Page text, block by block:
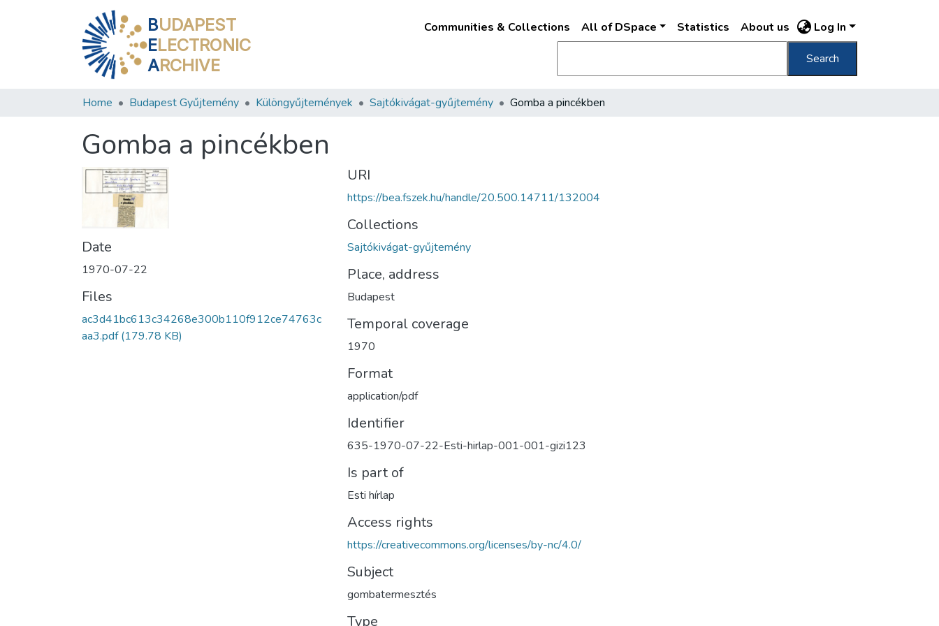
BUDAPEST
ELECTRONIC
ARCHIVE
Communities & Collections All of DSpace Statistics About us Log In
Search
Home Budapest Gyűjtemény Különgyűjtemények Sajtókivágat-gyűjtemény Gomba a pincékben
Gomba a pincékben
Date
1970-07-22
Files
ac3d41bc613c34268e300b110f912ce74763c
aa3.pdf(179.78 KB)
URI
https://bea.fszek.hu/handle/20.500.14711/132004
Collections
Sajtókivágat-gyűjtemény
Place, address
Budapest
Temporal coverage
1970
Format
application/pdf
Identifier
635-1970-07-22-Esti-hirlap-001-001-gizi123
Is part of
Esti hírlap
Access rights
https://creativecommons.org/licenses/by-nc/4.0/
Subject
gombatermesztés
Type